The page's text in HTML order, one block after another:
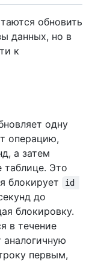
обновить
данных, но в
к
одну
операцию,
а затем
таблице. Это
блокирует
id
до
блокировку.
в течение
аналогичную
первым,